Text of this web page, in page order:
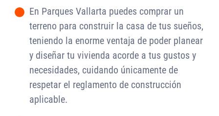
-
En Parques Vallarta puedes comprar un
terreno para construir la casa de tus sueños,
teniendo la enorme ventaja de poder planear
y diseñar tu vivienda acorde a tus gustos y
necesidades, cuidando únicamente de
respetar el reglamento de construcción
aplicable.